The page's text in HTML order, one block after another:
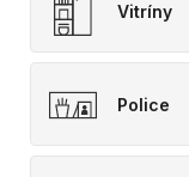
Vitríny
Police